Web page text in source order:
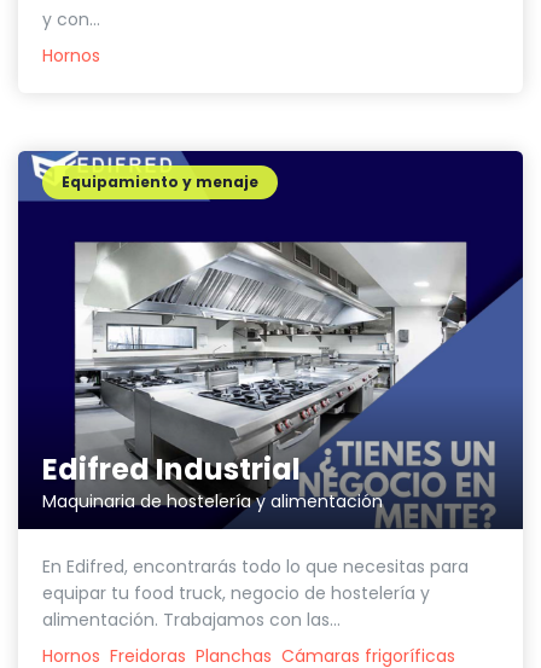
y con...
Hornos
Edifred Industrial
Maquinaria de hostelería y alimentación
Equipamiento y menaje
En Edifred, encontrarás todo lo que necesitas para
equipar tu food truck, negocio de hostelería y
alimentación. Trabajamos con las...
Hornos Freidoras Planchas Cámaras frigoríficas